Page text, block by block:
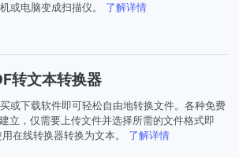
或电脑变成扫描仪。 了解详情
转文本转换器
或下载软件即可轻松自由地转换文件。各种免费
立，仅需要上传文件并选择所需的文件格式即
在线转换器转换为文本。 了解详情